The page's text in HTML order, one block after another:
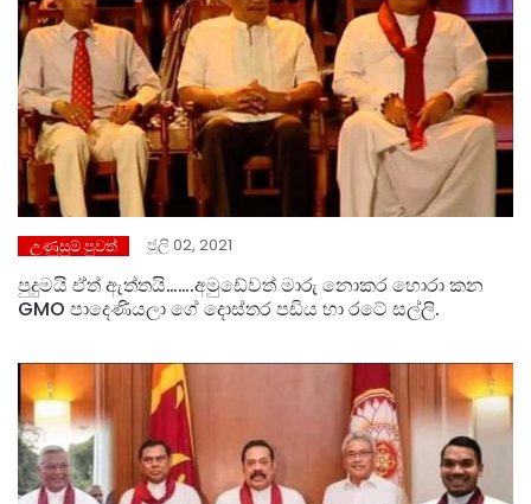
උණුසුම් පුවත් ජූලි 02, 2021
පුදුමයි ඒත් ඇත්තයි…….අමුඩේවත් මාරු නොකර හොරා කන
GMO පාදෙණියලා ගේ දොස්තර පඩිය හා රටේ සල්ලි.